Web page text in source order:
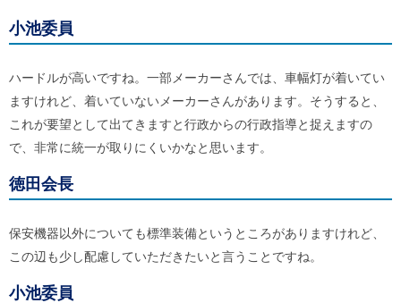
小池委員
ハードルが高いですね。一部メーカーさんでは、車幅灯が着いてい
ますけれど、着いていないメーカーさんがあります。そうすると、
これが要望として出てきますと行政からの行政指導と捉えますの
で、非常に統一が取りにくいかなと思います。
徳田会長
保安機器以外についても標準装備というところがありますけれど、
この辺も少し配慮していただきたいと言うことですね。
小池委員